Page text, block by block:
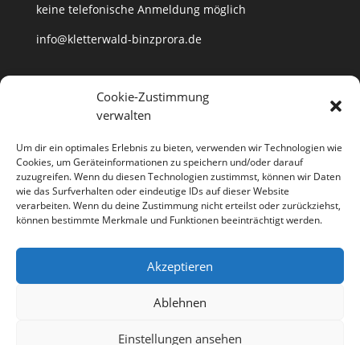
Cookie-Zustimmung
verwalten
Um dir ein optimales Erlebnis zu bieten, verwenden wir Technologien wie
Cookies, um Geräteinformationen zu speichern und/oder darauf
zuzugreifen. Wenn du diesen Technologien zustimmst, können wir Daten
wie das Surfverhalten oder eindeutige IDs auf dieser Website
verarbeiten. Wenn du deine Zustimmung nicht erteilst oder zurückziehst,
können bestimmte Merkmale und Funktionen beeinträchtigt werden.
Akzeptieren
Ablehnen
Einstellungen ansehen
keine telefonische Anmeldung möglich
info@kletterwald-binzprora.de
Postanschrift
Kletterwald BinzProra Uwe Häusler
18507 Klein Lehmhagen
Datenschutzerklärung
Richtlinie für Storno und Rückerstattungen